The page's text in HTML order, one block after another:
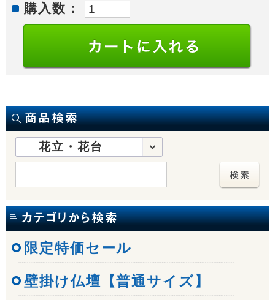
購入数：
花立・花台
限定特価セール
壁掛け仏壇【普通サイズ】